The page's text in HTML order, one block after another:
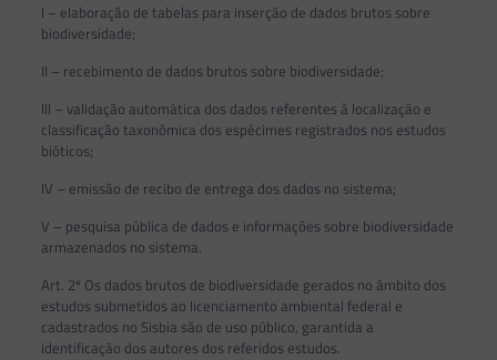
I – elaboração de tabelas para inserção de dados brutos sobre
biodiversidade;
II – recebimento de dados brutos sobre biodiversidade;
III – validação automática dos dados referentes à localização e
classificação taxonômica dos espécimes registrados nos estudos
bióticos;
IV – emissão de recibo de entrega dos dados no sistema;
V – pesquisa pública de dados e informações sobre biodiversidade
armazenados no sistema.
Art. 2º Os dados brutos de biodiversidade gerados no âmbito dos
estudos submetidos ao licenciamento ambiental federal e
cadastrados no Sisbia são de uso público, garantida a
identificação dos autores dos referidos estudos.